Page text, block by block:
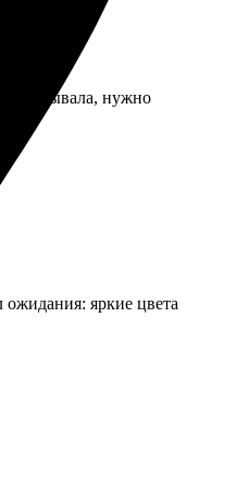
нужно
ожидания: яркие цвета